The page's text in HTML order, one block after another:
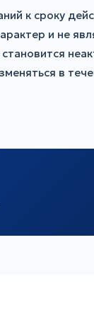
к сроку
и не
в